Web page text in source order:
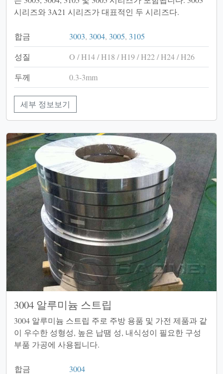
시리즈와 3A21 시리즈가 대표적인 두 시리즈다.
합금 3003, 3004, 3005, 3105
성질
O / H14 / H18 / H19 / H22 / H24 / H26
두께
0.3-3mm
세부 정보보기
3004 알루미늄 스트립
3004 알루미늄 스트립 주로 주방 용품 및 가전 제품과 같
이 우수한 성형성, 높은 납땜 성, 내식성이 필요한 구성
부품 가공에 사용됩니다.
합금 3004